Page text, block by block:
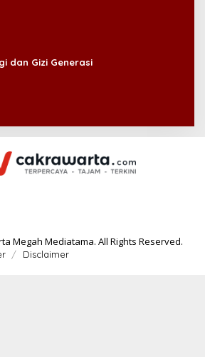
dan Gizi Generasi
Megah Mediatama. All Rights Reserved.
Disclaimer